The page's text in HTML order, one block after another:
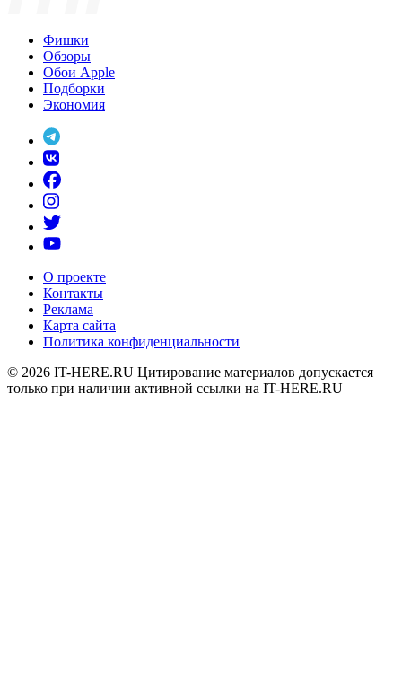
Фишки
Обзоры
Обои Apple
Подборки
Экономия
О проекте
Контакты
Реклама
Карта сайта
Политика конфиденциальности
© 2026 IT-HERE.RU Цитирование материалов допускается
только при наличии активной ссылки на IT-HERE.RU